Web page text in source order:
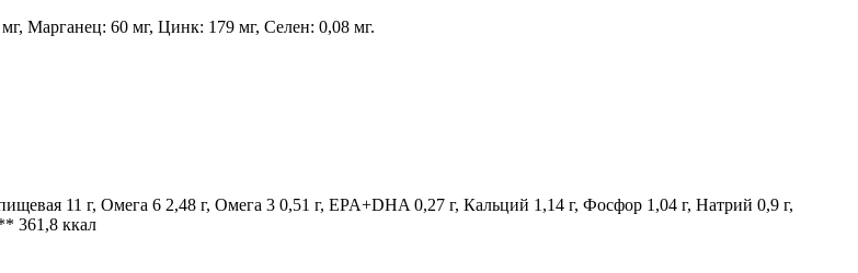
Марганец: 60 мг, Цинк: 179 мг, Селен: 0,08 мг.
11 г, Омега 6 2,48 г, Омега 3 0,51 г, EPA+DHA 0,27 г, Кальций 1,14 г, Фосфор 1,04 г, Натрий 0,9 г,
361,8 ккал